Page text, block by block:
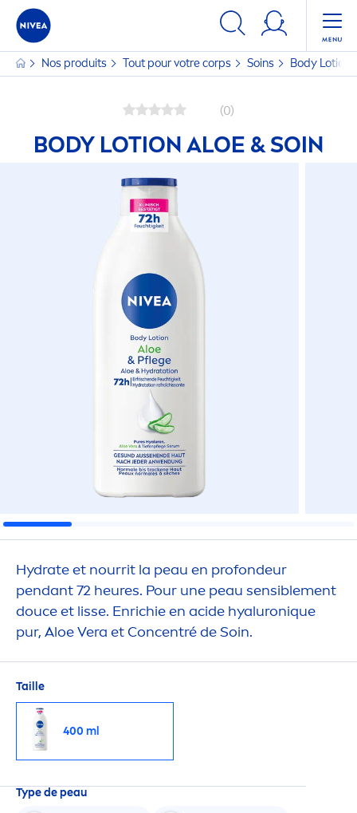
Nos produits Tout pour votre corps Soins Body Lotion
(0)
BODY LOTION ALOE & SOIN
Hydrate et nourrit la peau en profondeur
pendant 72 heures. Pour une peau sensiblement
douce et lisse. Enrichie en acide hyaluronique
pur, Aloe Vera et Concentré de Soin.
Taille
400 ml
Type de peau